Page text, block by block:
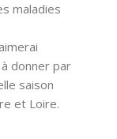
maladies
donner par
saison
et Loire.